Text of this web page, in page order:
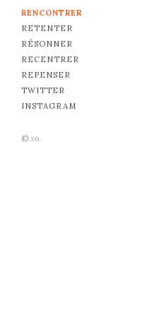
RENCONTRER
RETENTER
RÉSONNER
RECENTRER
REPENSER
TWITTER
INSTAGRAM
© zo.